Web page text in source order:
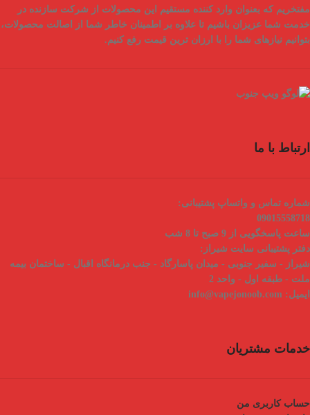
مفتخریم که بعنوان وارد کننده مستقیم
این محصولات از شرکت سازنده در
خدمت شما عزیزان باشیم تا علاوه بر اطمینان خاطر شما از
اصالت محصولات،
بتوانیم نیازهای شما را با ارزان ترین قیمت رفع کنیم.
ارتباط با ما
شماره تماس و واتساپ پشتیبانی:
09015558718
ساعت پاسخگویی از 9 صبح تا 8 شب
دفتر پشتیبانی سایت شیراز:
شیراز - سفیر جنوبی - میدان پاسارگاد - جنب درمانگاه اقبال - ساختمان بیمه
ملت - طبقه اول - واحد 2
ایمیل:
خدمات مشتریان
حساب کاربری من